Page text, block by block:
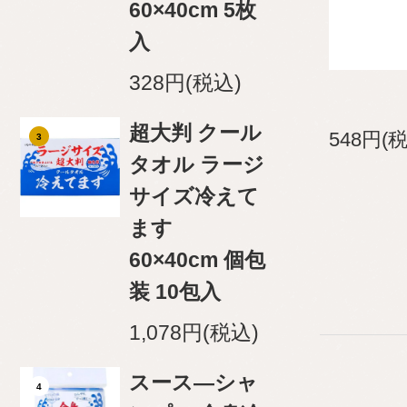
60×40cm 5枚
入
328円(税込)
3
超大判 クール
タオル ラージ
サイズ冷えて
ます
60×40cm 個包
装 10包入
1,078円(税込)
4
スース―シャ
548円(